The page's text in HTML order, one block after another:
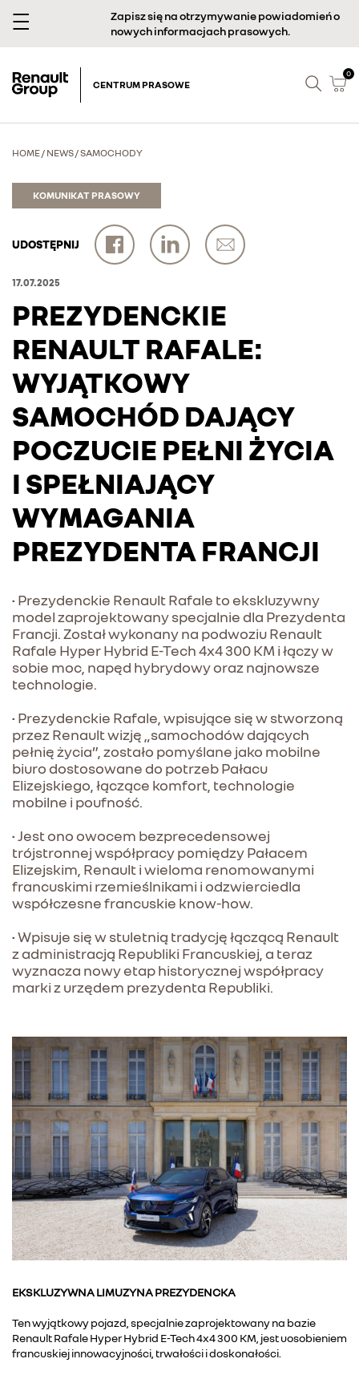
Zapisz się na otrzymywanie powiadomień o
nowych informacjach prasowych.
CENTRUM PRASOWE
0
HOME/ NEWS/SAMOCHODY
KOMUNIKAT PRASOWY
UDOSTĘPNIJ
17.07.2025
PREZYDENCKIE
RENAULT RAFALE:
WYJĄTKOWY
SAMOCHÓD DAJĄCY
POCZUCIE PEŁNI ŻYCIA
I SPEŁNIAJĄCY
WYMAGANIA
PREZYDENTA FRANCJI
• Prezydenckie Renault Rafale to ekskluzywny
model zaprojektowany specjalnie dla Prezydenta
Francji. Został wykonany na podwoziu Renault
Rafale Hyper Hybrid E-Tech 4x4 300 KM i łączy w
sobie moc, napęd hybrydowy oraz najnowsze
technologie.
• Prezydenckie Rafale, wpisujące się w stworzoną
przez Renault wizję „samochodów dających
pełnię życia”, zostało pomyślane jako mobilne
biuro dostosowane do potrzeb Pałacu
Elizejskiego, łączące komfort, technologie
mobilne i poufność.
• Jest ono owocem bezprecedensowej
trójstronnej współpracy pomiędzy Pałacem
Elizejskim, Renault i wieloma renomowanymi
francuskimi rzemieślnikami i odzwierciedla
współczesne francuskie know-how.
• Wpisuje się w stuletnią tradycję łączącą Renault
z administracją Republiki Francuskiej, a teraz
wyznacza nowy etap historycznej współpracy
marki z urzędem prezydenta Republiki.
EKSKLUZYWNA LIMUZYNA PREZYDENCKA
Ten wyjątkowy pojazd, specjalnie zaprojektowany na bazie
Renault Rafale Hyper Hybrid E-Tech 4x4 300 KM, jest uosobieniem
francuskiej innowacyjności, trwałości i doskonałości.